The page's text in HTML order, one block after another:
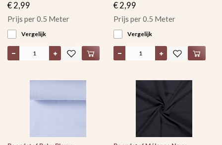
€ 2,99
Prijs per 0.5 Meter
Vergelijk
€ 2,99
Prijs per 0.5 Meter
Vergelijk